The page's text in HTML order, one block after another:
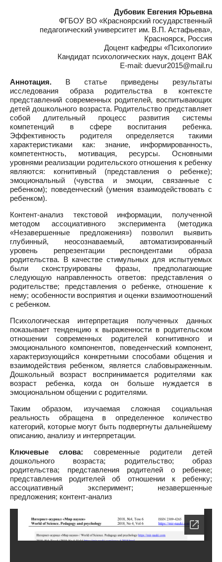
Дубовик Евгения Юрьевна
ФГБОУ ВО «Красноярский государственный
педагогический университет им. В.П. Астафьева»,
Красноярск, Россия
Доцент кафедры «Психологии»
Кандидат психологических наук, доцент ВАК
E-mail: duevur2015@mail.ru
Аннотация. В статье приведены результаты
исследования образа родительства в контексте
представлений современных родителей, воспитывающих
детей дошкольного возраста. Родительство представляет
собой длительный процесс развития системы
компетенций в сфере воспитания ребенка.
Эффективность родителя определяется такими
характеристиками как: знание, информированность,
компетентность, мотивация, ресурсы. Основными
уровнями реализации родительского отношения к ребенку
являются: когнитивный (представления о ребенке);
эмоциональный (чувства и эмоции, связанные с
ребенком); поведенческий (умения взаимодействовать с
ребенком).
Контент-анализ текстовой информации, полученной
методом ассоциативного эксперимента (методика
«Незавершенные предложения») позволил выявить
глубинный, неосознаваемый, автоматизированный
уровень репрезентации респондентами образа
родительства. В качестве стимульных для испытуемых
были сконструированы фразы, предполагающие
следующую направленность ответов: представления о
родительстве; представления о ребенке, отношение к
нему; особенности восприятия и оценки взаимоотношений
с ребенком.
Психологическая интерпретация полученных данных
показывает тенденцию к выраженности в родительском
отношении современных родителей когнитивного и
эмоционального компонентов, поведенческий компонент,
характеризующийся конкретными способами общения и
взаимодействия ребенком, является слабовыраженным.
Дошкольный возраст воспринимается родителями как
возраст ребенка, когда он больше нуждается в
эмоциональном общении с родителями.
Таким образом, изучаемая сложная социальная
реальность обращена в определенное количество
категорий, которые могут быть подвергнуты дальнейшему
описанию, анализу и интерпретации.
Ключевые слова: современные родители детей
дошкольного возраста; родительство; образ
родительства; представления родителей о ребенке;
представления родителей об отношении к ребенку;
ассоциативный эксперимент; незавершенные
предложения; контент-анализ